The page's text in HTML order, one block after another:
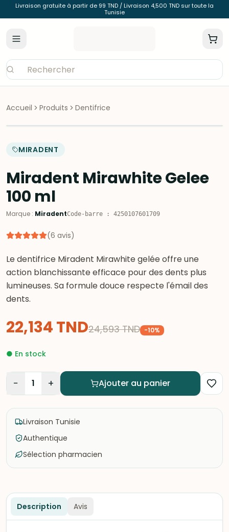
Livraison gratuite à partir de 99 TND / Livraison 4,500 TND sur toute la
Tunisie
Accueil Produits Dentifrice
MIRADENT
Miradent Mirawhite Gelee
100 ml
Marque : MiradentCode-barre : 4250107601709
(6 avis)
Le dentifrice Miradent Mirawhite gelée offre une
action blanchissante efficace pour des dents plus
lumineuses. Sa formule douce respecte l'émail des
dents.
22,134TND24,593 TND -10%
● En stock
− 1 + Ajouter au panier
Livraison Tunisie
Authentique
Sélection pharmacien
Description Avis